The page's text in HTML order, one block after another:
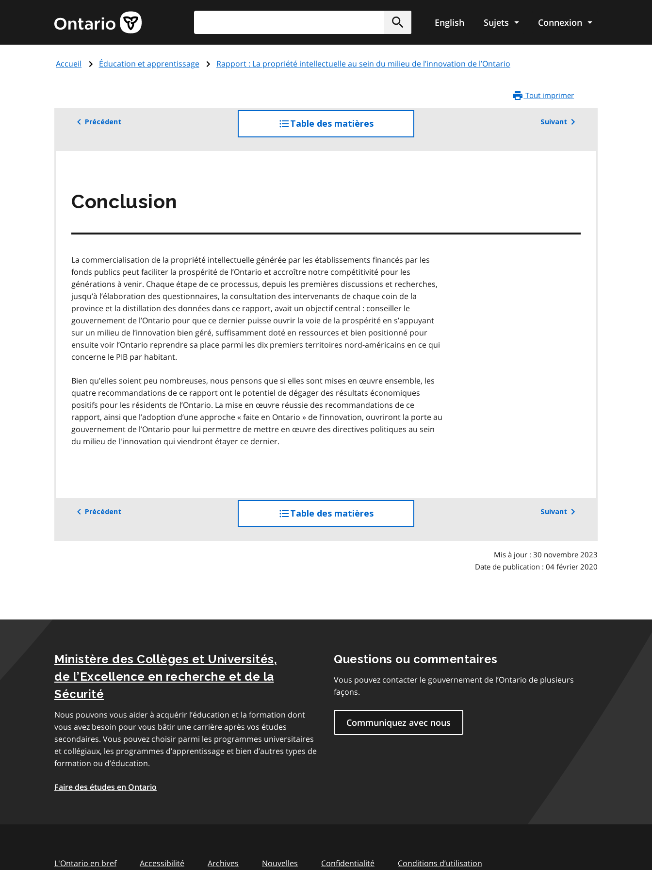
principal
Page
d'accueil
de
Soumettre
English Sujets Connexion
Accueil Éducation et apprentissage Rapport : La propriété intellectuelle au sein du milieu de l’innovation de l’Ontario
Tout imprimer
Précédent Table des matièresaccéder
à
Suivant
Conclusion
La commercialisation de la propriété intellectuelle générée par les établissements financés par les
fonds publics peut faciliter la prospérité de l’Ontario et accroître notre compétitivité pour les
générations à venir. Chaque étape de ce processus, depuis les premières discussions et recherches,
jusqu’à l’élaboration des questionnaires, la consultation des intervenants de chaque coin de la
province et la distillation des données dans ce rapport, avait un objectif central : conseiller le
gouvernement de l’Ontario pour que ce dernier puisse ouvrir la voie de la prospérité en s’appuyant
sur un milieu de l’innovation bien géré, suffisamment doté en ressources et bien positionné pour
ensuite voir l’Ontario reprendre sa place parmi les dix premiers territoires nord-américains en ce qui
concerne le PIB par habitant.
Bien qu’elles soient peu nombreuses, nous pensons que si elles sont mises en œuvre ensemble, les
quatre recommandations de ce rapport ont le potentiel de dégager des résultats économiques
positifs pour les résidents de l’Ontario. La mise en œuvre réussie des recommandations de ce
rapport, ainsi que l’adoption d’une approche « faite en Ontario » de l’innovation, ouvriront la porte au
gouvernement de l’Ontario pour lui permettre de mettre en œuvre des directives politiques au sein
du milieu de l'innovation qui viendront étayer ce dernier.
Précédent Table des matièresaccéder
à
Suivant
Mis à jour : 30 novembre 2023
Date de publication : 04 février 2020
Ministère des Collèges et Universités,
de l’Excellence en recherche et de la
Sécurité
Nous pouvons vous aider à acquérir l’éducation et la formation dont
vous avez besoin pour vous bâtir une carrière après vos études
secondaires. Vous pouvez choisir parmi les programmes universitaires
et collégiaux, les programmes d’apprentissage et bien d’autres types de
formation ou d’éducation.
Faire des études en Ontario
Questions ou commentaires
Vous pouvez contacter le gouvernement de l’Ontario de plusieurs
façons.
Communiquez avec nous
L'Ontario en bref Accessibilité Archives Nouvelles Confidentialité Conditions d’utilisation